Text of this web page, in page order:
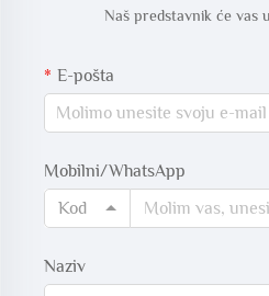
Naš predstavnik će vas
E-pošta
Mobilni/WhatsApp
Kod
Naziv